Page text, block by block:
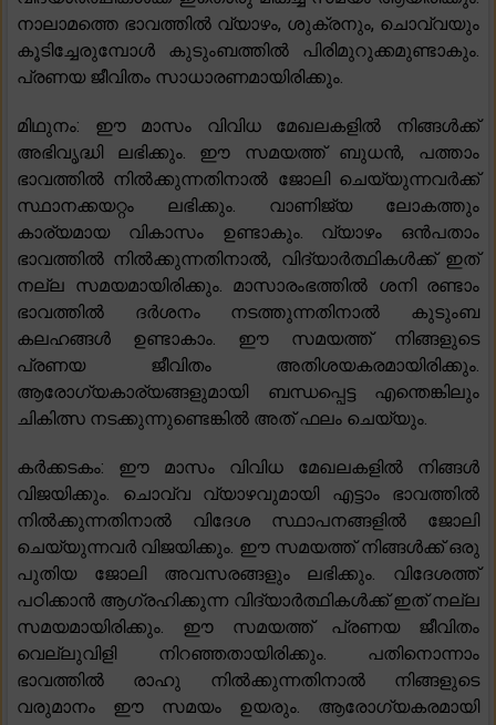
നാലാമത്തെ ഭാവത്തിൽ വ്യാഴം, ശുക്രനും, ചൊവ്വയും
കൂടിച്ചേരുമ്പോൾ കുടുംബത്തിൽ പിരിമുറുക്കമുണ്ടാകും.
പ്രണയ ജീവിതം സാധാരണമായിരിക്കും.
മിഥുനം: ഈ മാസം വിവിധ മേഖലകളിൽ നിങ്ങൾക്ക്
അഭിവൃദ്ധി ലഭിക്കും. ഈ സമയത്ത് ബുധൻ, പത്താം
ഭാവത്തിൽ നിൽക്കുന്നതിനാൽ ജോലി ചെയ്യുന്നവർക്ക്
സ്ഥാനക്കയറ്റം ലഭിക്കും. വാണിജ്യ ലോകത്തും
കാര്യമായ വികാസം ഉണ്ടാകും. വ്യാഴം ഒൻപതാം
ഭാവത്തിൽ നിൽക്കുന്നതിനാൽ, വിദ്യാർത്ഥികൾക്ക് ഇത്
നല്ല സമയമായിരിക്കും. മാസാരംഭത്തിൽ ശനി രണ്ടാം
ഭാവത്തിൽ ദർശനം നടത്തുന്നതിനാൽ കുടുംബ
കലഹങ്ങൾ ഉണ്ടാകാം. ഈ സമയത്ത് നിങ്ങളുടെ
പ്രണയ ജീവിതം അതിശയകരമായിരിക്കും.
ആരോഗ്യകാര്യങ്ങളുമായി ബന്ധപ്പെട്ട എന്തെങ്കിലും
ചികിത്സ നടക്കുന്നുണ്ടെങ്കിൽ അത് ഫലം ചെയ്യും.
കർക്കടകം: ഈ മാസം വിവിധ മേഖലകളിൽ നിങ്ങൾ
വിജയിക്കും. ചൊവ്വ വ്യാഴവുമായി എട്ടാം ഭാവത്തിൽ
നിൽക്കുന്നതിനാൽ വിദേശ സ്ഥാപനങ്ങളിൽ ജോലി
ചെയ്യുന്നവർ വിജയിക്കും. ഈ സമയത്ത് നിങ്ങൾക്ക് ഒരു
പുതിയ ജോലി അവസരങ്ങളും ലഭിക്കും. വിദേശത്ത്
പഠിക്കാൻ ആഗ്രഹിക്കുന്ന വിദ്യാർത്ഥികൾക്ക് ഇത് നല്ല
സമയമായിരിക്കും. ഈ സമയത്ത് പ്രണയ ജീവിതം
വെല്ലുവിളി നിറഞ്ഞതായിരിക്കും. പതിനൊന്നാം
ഭാവത്തിൽ രാഹു നിൽക്കുന്നതിനാൽ നിങ്ങളുടെ
വരുമാനം ഈ സമയം ഉയരും. ആരോഗ്യകരമായി